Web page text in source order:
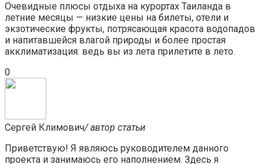
Очевидные плюсы отдыха на курортах Таиланда в
летние месяцы — низкие цены на билеты, отели и
экзотические фрукты, потрясающая красота водопадов
и напитавшейся влагой природы и более простая
акклиматизация: ведь вы из лета прилетите в лето.
0
Сергей Климович/ автор статьи
Приветствую! Я являюсь руководителем данного
проекта и занимаюсь его наполнением. Здесь я